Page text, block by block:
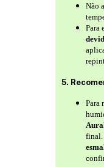
Não
Para
5.
Para
final.